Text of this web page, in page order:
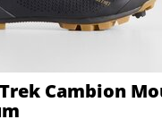
Cambion